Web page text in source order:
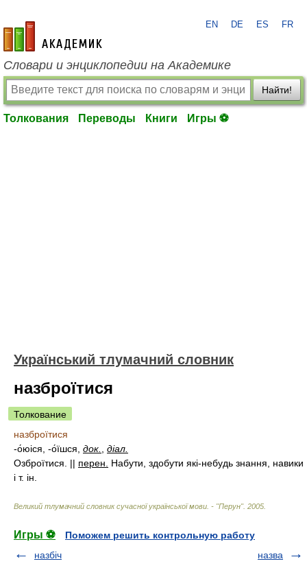
academic.ru
EN DE ES FR
Словари и энциклопедии на Академике
Найти!
Толкования Переводы Книги Игры ⚽
Український тлумачний словник
назброїтися
Толкование
назброїтися
-о́юіся, -о́їшся, док.
діал.
Озброїтися. || перен.
Набути, здобути які-небудь знання, навики
і т. ін.
Великий тлумачний словник сучасної української мови. - "Перун". 2005
Игры ⚽
Поможем решить контрольную работу
назбіч
назва